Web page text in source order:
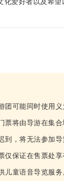
团可能同时使用义
票将由导游在集合
到，将无法参加
仅保证在售票处
儿童语音导览服